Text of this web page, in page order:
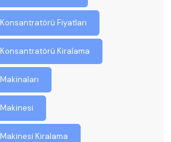
Fiyatları
Kiralama
Kiralama